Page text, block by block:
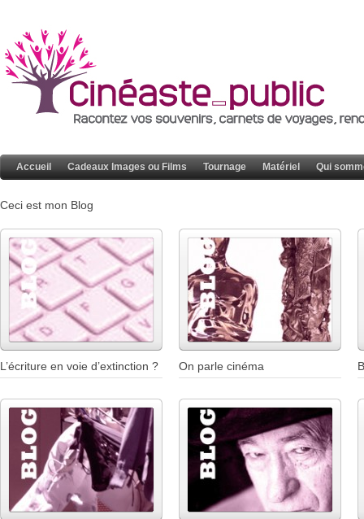
Accueil Cadeaux Images ou Films Tournage Matériel Qui
Ceci est mon Blog
L’écriture en voie d’extinction ? On parle cinéma